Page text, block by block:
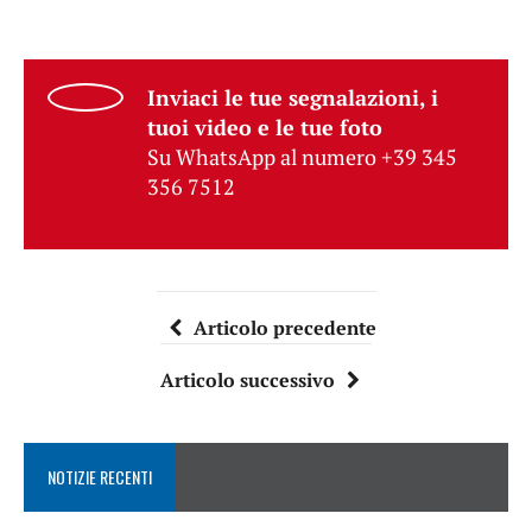
Inviaci le tue segnalazioni, i
tuoi video e le tue foto
Su WhatsApp al numero +39 345
356 7512
Articolo precedente
Articolo successivo
NOTIZIE RECENTI